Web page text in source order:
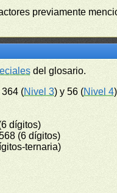
previamente
del glosario.
364 (Nivel 3) y 56 (Nivel 4)
dígitos)
(6 dígitos)
ternaria)